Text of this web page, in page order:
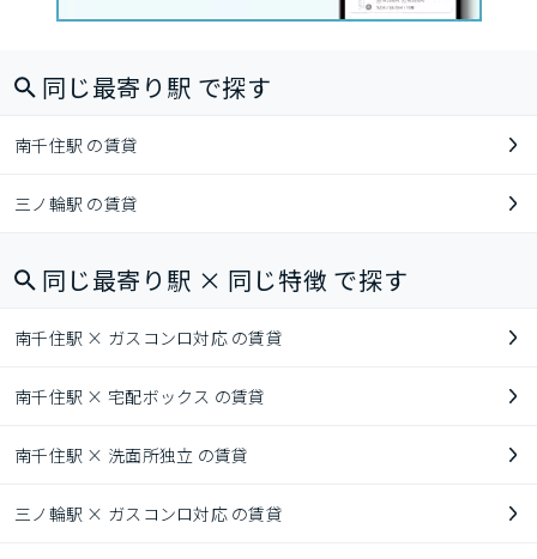
同じ最寄り駅 で探す
南千住駅 の賃貸
三ノ輪駅 の賃貸
同じ最寄り駅 × 同じ特徴 で探す
南千住駅 × ガスコンロ対応 の賃貸
南千住駅 × 宅配ボックス の賃貸
南千住駅 × 洗面所独立 の賃貸
三ノ輪駅 × ガスコンロ対応 の賃貸